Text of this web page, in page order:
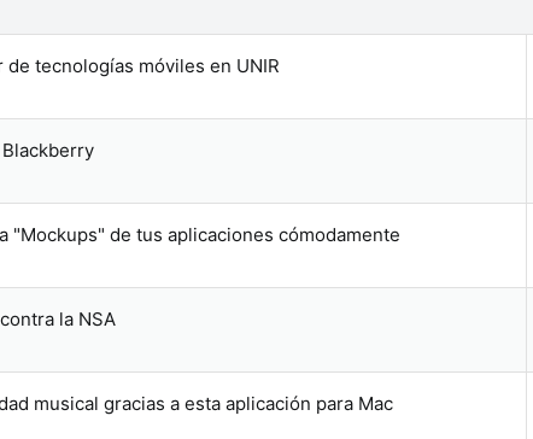
tecnologías móviles en UNIR
"Mockups" de tus aplicaciones cómodamente
la NSA
musical gracias a esta aplicación para Mac